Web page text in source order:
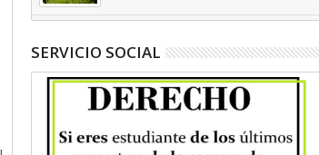
SERVICIO SOCIAL